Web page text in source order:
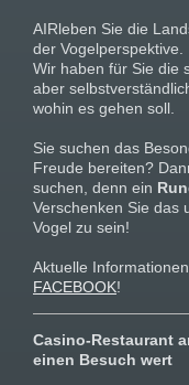
AIRleben Sie die
der Vogelperspektive.
Wir haben für Sie die
aber
wohin es gehen soll.
Sie suchen das
Freude bereiten?
suchen, denn ein
Verschenken Sie das
Vogel zu sein!
Aktuelle
FACEBOOK!
Casino-Restaurant
einen Besuch wert